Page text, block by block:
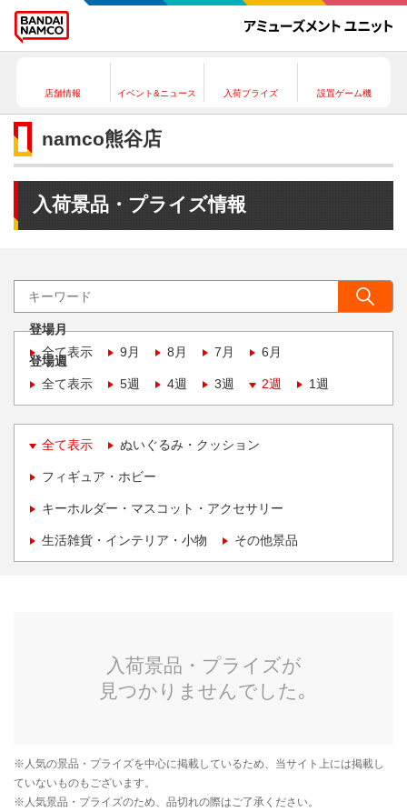
店舗情報 イベント&ニュース 入荷プライズ 設置ゲーム機
namco熊谷店
入荷景品・プライズ情報
登場月
全て表示
9月 8月 7月 6月
登場週
全て表示
5週 4週 3週 2週 1週
全て表示 ぬいぐるみ・クッション
フィギュア・ホビー
キーホルダー・マスコット・アクセサリー
生活雑貨・インテリア・小物 その他景品